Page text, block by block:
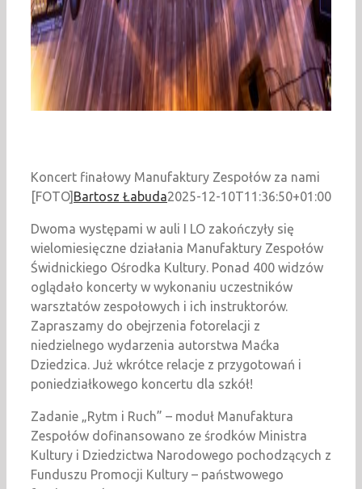
Koncert finałowy Manufaktury Zespołów za nami
[FOTO] Bartosz Łabuda2025-12-10T11:36:50+01:00
Dwoma występami w auli I LO zakończyły się
wielomiesięczne działania Manufaktury Zespołów
Świdnickiego Ośrodka Kultury. Ponad 400 widzów
oglądało koncerty w wykonaniu uczestników
warsztatów zespołowych i ich instruktorów.
Zapraszamy do obejrzenia fotorelacji z
niedzielnego wydarzenia autorstwa Maćka
Dziedzica. Już wkrótce relacje z przygotowań i
poniedziałkowego koncertu dla szkół!
Zadanie „Rytm i Ruch” – moduł Manufaktura
Zespołów dofinansowano ze środków Ministra
Kultury i Dziedzictwa Narodowego pochodzących z
Funduszu Promocji Kultury – państwowego